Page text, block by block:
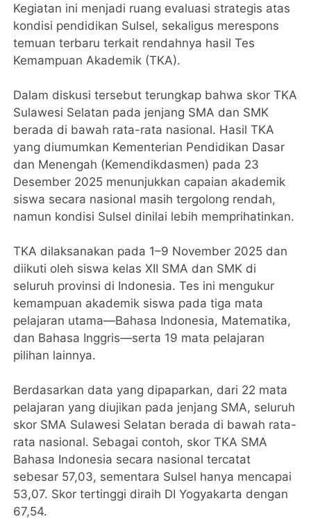
Kegiatan ini menjadi ruang evaluasi strategis atas
kondisi pendidikan Sulsel, sekaligus merespons
temuan terbaru terkait rendahnya hasil Tes
Kemampuan Akademik (TKA).
Dalam diskusi tersebut terungkap bahwa skor TKA
Sulawesi Selatan pada jenjang SMA dan SMK
berada di bawah rata-rata nasional. Hasil TKA
yang diumumkan Kementerian Pendidikan Dasar
dan Menengah (Kemendikdasmen) pada 23
Desember 2025 menunjukkan capaian akademik
siswa secara nasional masih tergolong rendah,
namun kondisi Sulsel dinilai lebih memprihatinkan.
TKA dilaksanakan pada 1–9 November 2025 dan
diikuti oleh siswa kelas XII SMA dan SMK di
seluruh provinsi di Indonesia. Tes ini mengukur
kemampuan akademik siswa pada tiga mata
pelajaran utama—Bahasa Indonesia, Matematika,
dan Bahasa Inggris—serta 19 mata pelajaran
pilihan lainnya.
Berdasarkan data yang dipaparkan, dari 22 mata
pelajaran yang diujikan pada jenjang SMA, seluruh
skor SMA Sulawesi Selatan berada di bawah rata-
rata nasional. Sebagai contoh, skor TKA SMA
Bahasa Indonesia secara nasional tercatat
sebesar 57,03, sementara Sulsel hanya mencapai
53,07. Skor tertinggi diraih DI Yogyakarta dengan
67,54.